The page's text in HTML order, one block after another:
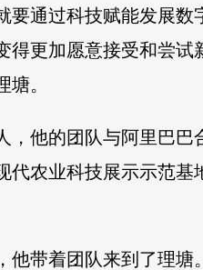
通过科技赋能发展
更加愿意接受和尝
。
他的团队与阿里巴
农业科技展示示范基
带着团队来到了理